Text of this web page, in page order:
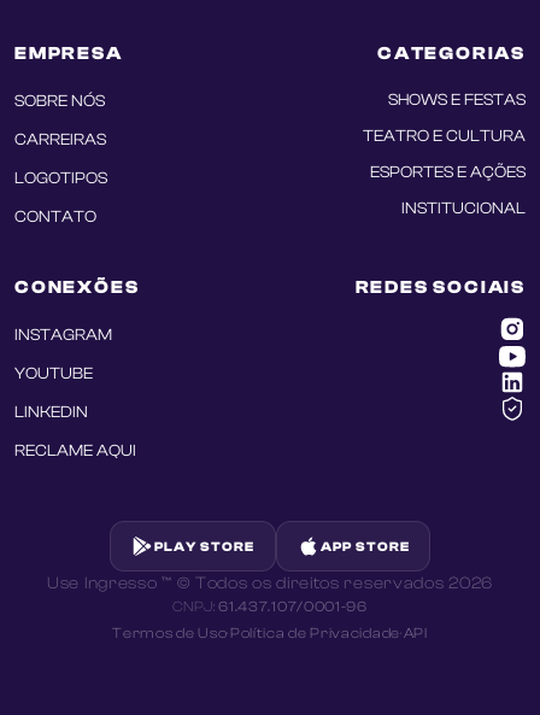
EMPRESA
SOBRE NÓS
CARREIRAS
LOGOTIPOS
CONTATO
CATEGORIAS
SHOWS E FESTAS
TEATRO E CULTURA
ESPORTES E AÇÕES
INSTITUCIONAL
CONEXÕES
INSTAGRAM
YOUTUBE
LINKEDIN
RECLAME AQUI
REDES SOCIAIS
PLAY STORE APP STORE
Use Ingresso ™ © Todos os direitos reservados2026
CNPJ:61.437.107/0001-96
Termos de Uso· Política de Privacidade·API